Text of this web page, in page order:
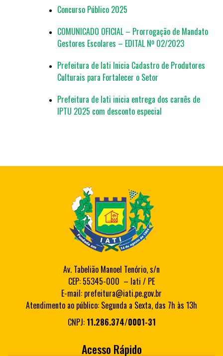
Concurso Público 2025
COMUNICADO OFICIAL – Prorrogação de Mandato
Gestores Escolares – EDITAL Nº 02/2023
Prefeitura de Iati Inicia Cadastro de Produtores
Culturais para Fortalecer o Setor
Prefeitura de Iati inicia entrega dos carnês de
IPTU 2025 com desconto especial
Av. Tabelião Manoel Tenório, s/n
CEP: 55345-000 – Iati / PE
E-mail: prefeitura@iati.pe.gov.br
Atendimento ao público: Segunda a Sexta, das 7h às 13h
CNPJ: 11.286.374/0001-31
Acesso Rápido